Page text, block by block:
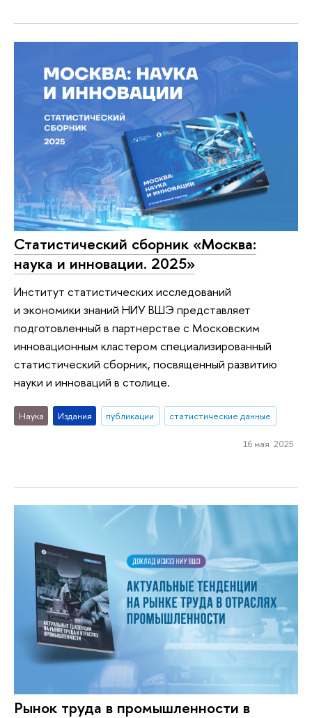
Статистический сборник «Москва:
наука и инновации. 2025»
Институт статистических исследований
и экономики знаний НИУ ВШЭ представляет
подготовленный в партнерстве с Московским
инновационным кластером специализированный
статистический сборник, посвященный развитию
науки и инноваций в столице.
Наука Издания публикации статистические данные
16 мая 2025
Рынок труда в промышленности в